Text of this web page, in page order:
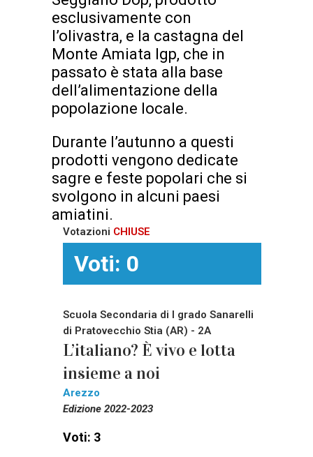
esclusivamente con
l’olivastra, e la castagna del
Monte Amiata Igp, che in
passato è stata alla base
dell’alimentazione della
popolazione locale.
Durante l’autunno a questi
prodotti vengono dedicate
sagre e feste popolari che si
svolgono in alcuni paesi
amiatini.
Votazioni CHIUSE
Voti: 0
Scuola Secondaria di I grado Sanarelli
di Pratovecchio Stia (AR) - 2A
L’italiano? È vivo e lotta
insieme a noi
Arezzo
Edizione 2022-2023
Voti: 3